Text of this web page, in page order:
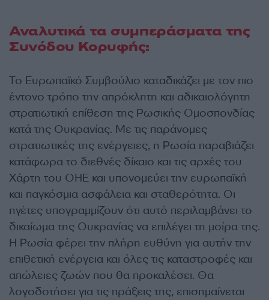
Αναλυτικά τα συμπεράσματα της
Συνόδου Κορυφής:
Το Ευρωπαϊκό Συμβούλιο καταδικάζει με τον πιο
έντονο τρόπο την απρόκλητη και αδικαιολόγητη
στρατιωτική επίθεση της Ρωσικής Ομοσπονδίας
κατά της Ουκρανίας. Με τις παράνομες
στρατιωτικές της ενέργειες, η Ρωσία παραβιάζει
κατάφωρα το διεθνές δίκαιο και τις αρχές του
Χάρτη του ΟΗΕ και υπονομεύει την ευρωπαϊκή
και παγκόσμια ασφάλεια και σταθερότητα. Οι
ηγέτες υπογραμμίζουν ότι αυτό περιλαμβάνει το
δικαίωμα της Ουκρανίας να επιλέγει τη μοίρα της.
Η Ρωσία φέρει την πλήρη ευθύνη για αυτήν την
επιθετική ενέργεια και όλες τις καταστροφές και
απώλειες ζωών που θα προκαλέσει. Θα
λογοδοτήσει για τις πράξεις της, επισημαίνεται